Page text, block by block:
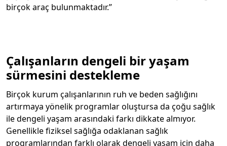
birçok araç bulunmaktadır.”
Çalışanların dengeli bir yaşam
sürmesini destekleme
Birçok kurum çalışanlarının ruh ve beden sağlığını
artırmaya yönelik programlar oluştursa da çoğu sağlık
ile dengeli yaşam arasındaki farkı dikkate almıyor.
Genellikle fiziksel sağlığa odaklanan sağlık
programlarından farklı olarak dengeli yaşam için daha